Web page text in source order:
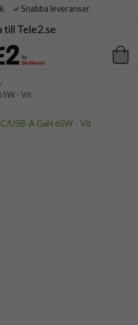
Snabba leveranser
till Tele2.se
/
- Vit